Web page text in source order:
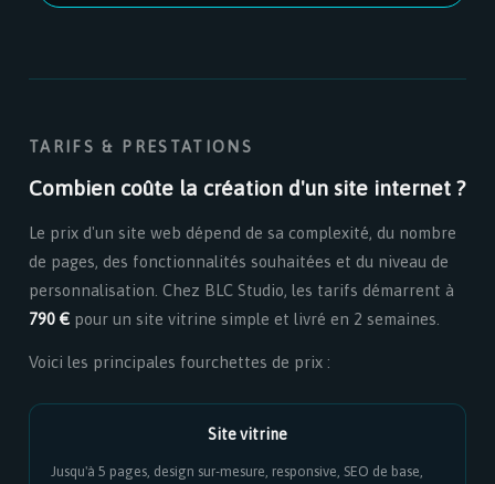
TARIFS & PRESTATIONS
Combien coûte la création d'un site internet ?
Le prix d'un site web dépend de sa complexité, du nombre
de pages, des fonctionnalités souhaitées et du niveau de
personnalisation. Chez BLC Studio, les tarifs démarrent à
790 € pour un site vitrine simple et livré en 2 semaines.
Voici les principales fourchettes de prix :
Site vitrine
Jusqu'à 5 pages, design sur-mesure, responsive, SEO de base,